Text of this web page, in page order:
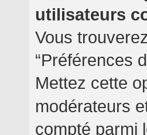
utilisateurs
Vous
“Préférences
Mettez cette
modérateurs
compté parmi